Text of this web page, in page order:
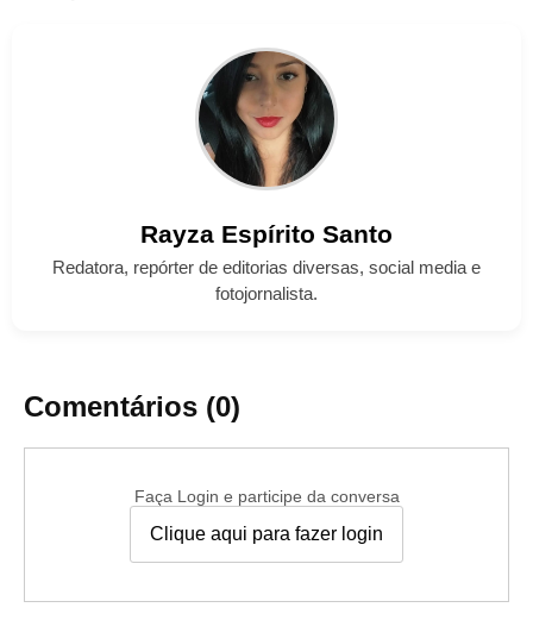
Rayza Espírito Santo
Redatora, repórter de editorias diversas, social media e
fotojornalista.
Comentários (0)
Faça Login e participe da conversa
Clique aqui para fazer login